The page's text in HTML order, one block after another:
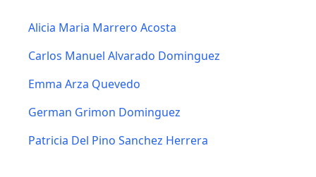
Alicia Maria Marrero Acosta
Carlos Manuel Alvarado Dominguez
Emma Arza Quevedo
German Grimon Dominguez
Patricia Del Pino Sanchez Herrera